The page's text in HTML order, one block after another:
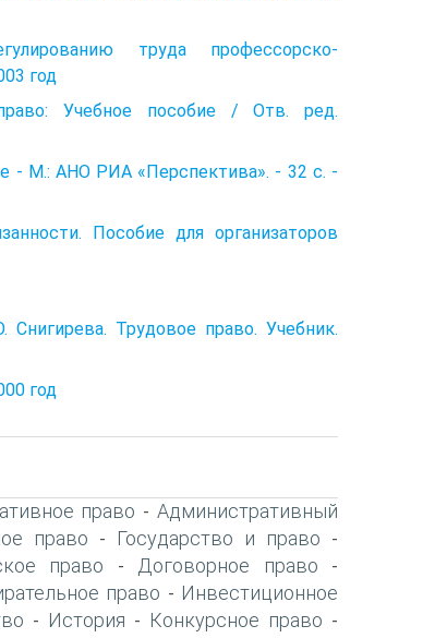
труда профессорско-
год
Учебное пособие / Отв. ред.
- М.: АНО РИА «Перспектива». - 32 с. -
Пособие для организаторов
Трудовое право. Учебник.
год
право -Административный
право - Государство и право -
право - Договорное право -
право - Инвестиционное
- История - Конкурсное право -